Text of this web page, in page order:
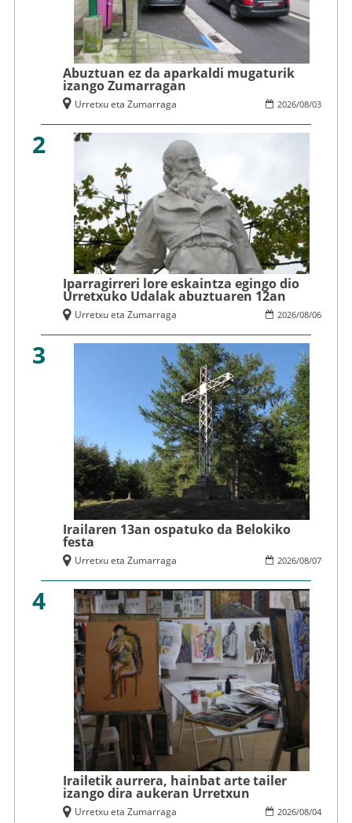
Abuztuan ez da aparkaldi mugaturik
izango Zumarragan
2026/08/03
Urretxu eta Zumarraga
2
Iparragirreri lore eskaintza egingo dio
Urretxuko Udalak abuztuaren 12an
2026/08/06
Urretxu eta Zumarraga
3
Irailaren 13an ospatuko da Belokiko
festa
2026/08/07
Urretxu eta Zumarraga
4
Irailetik aurrera, hainbat arte tailer
izango dira aukeran Urretxun
2026/08/04
Urretxu eta Zumarraga